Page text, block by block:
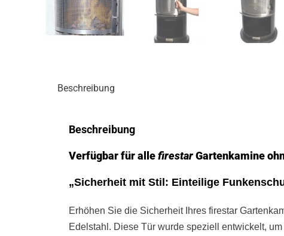
Beschreibung
Beschreibung
Verfügbar für allefirestarGartenkamine
„Sicherheit mit Stil: Einteilige
Erhöhen Sie die Sicherheit Ihres firestar
Edelstahl. Diese Tür wurde speziell entwickelt,